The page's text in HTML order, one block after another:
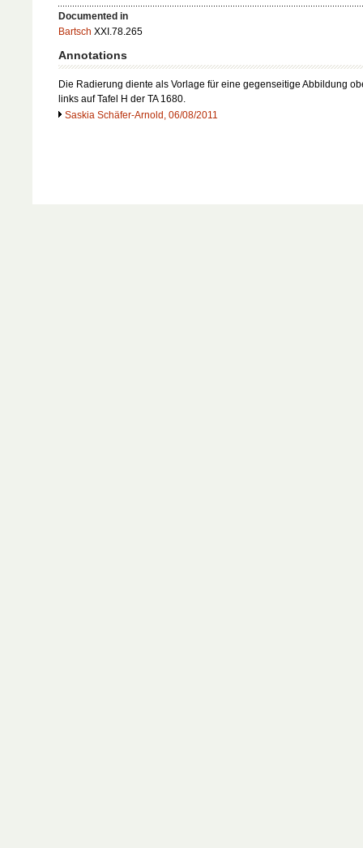
Documented in
Bartsch XXI.78.265
Annotations
Die Radierung diente als Vorlage für eine gegenseitige Abbildung
links auf Tafel H der TA 1680.
Saskia Schäfer-Arnold, 06/08/2011